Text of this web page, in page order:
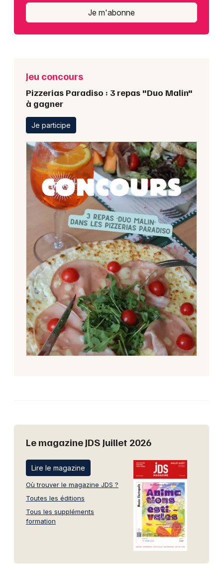
Je m'abonne
Jeu concours
Pizzerias Paradiso : 3 repas "Duo Malin"
à gagner
Je participe
Le magazine JDS Juillet 2026
Lire le magazine
Où trouver le magazine JDS ?
Toutes les éditions
Tous les suppléments
formation